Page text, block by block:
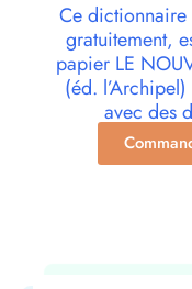
Ce dictionnaire
gratuitement,
papier LE
(éd.
avec des